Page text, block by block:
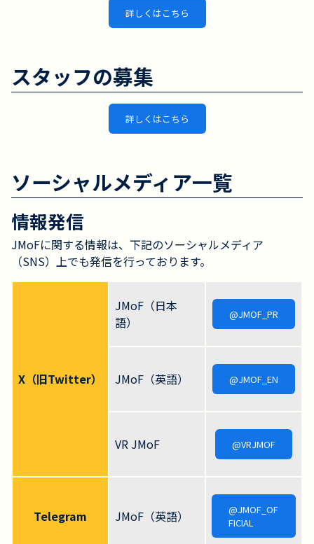
詳しくはこちら
スタッフの募集
詳しくはこちら
ソーシャルメディア一覧
情報発信
JMoFに関する情報は、下記のソーシャルメディア
（SNS）上でも発信を行っております。
X（旧Twitter）
JMoF（日本
語）
@JMOF_PR
JMoF（英語） @JMOF_EN
VR JMoF @VRJMOF
Telegram JMoF（英語）
@JMOF_OF
FICIAL